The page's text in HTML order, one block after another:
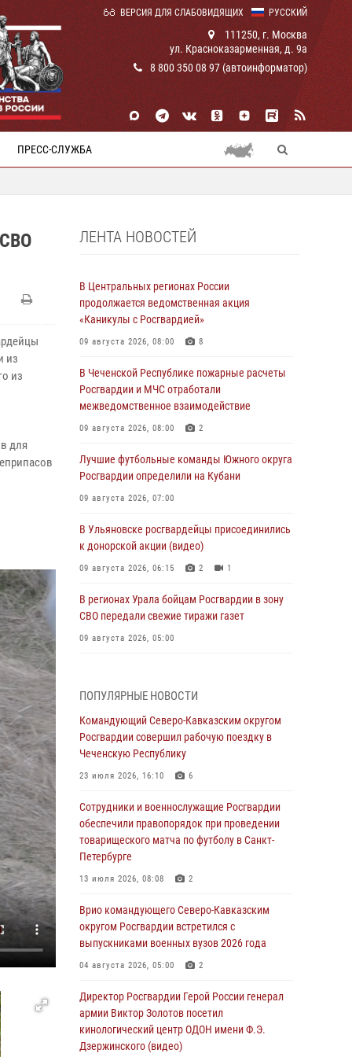
РУССКИЙ
ВЕРСИЯ ДЛЯ СЛАБОВИДЯЩИХ
111250, г. Москва
ул. Красноказарменная, д. 9а
8 800 350 08 97 (автоинформатор)
ПРЕСС-СЛУЖБА
из
из
для
ЛЕНТА НОВОСТЕЙ
В Центральных регионах России
продолжается ведомственная акция
«Каникулы с Росгвардией»
09 августа 2026, 08:00 8
В Чеченской Республике пожарные расчеты
Росгвардии и МЧС отработали
межведомственное взаимодействие
09 августа 2026, 08:00 2
Лучшие футбольные команды Южного округа
Росгвардии определили на Кубани
09 августа 2026, 07:00
В Ульяновске росгвардейцы присоединились
к донорской акции (видео)
09 августа 2026, 06:15 2 1
В регионах Урала бойцам Росгвардии в зону
СВО передали свежие тиражи газет
09 августа 2026, 05:00
Центра детского, юношеского туризма и
краеведения Луганской Народной
Республики
09 августа 2026, 05:00
«Каникулы с Росгвардией проходит в Сибири
09 августа 2026, 04:00 5
Росгвардейцы провели патриотическое
занятие для детей на Поклонной горе в
08 августа 2026, 14:10 3 1
В ЛНР росгвардейцы провели тренировку по
единоборствам для юных воспитанников
08 августа 2026, 13:00 1
Сотрудники Росгвардии присоединились к
утренней разминке у стен музея истории
ПОПУЛЯРНЫЕ НОВОСТИ
Командующий Северо-Кавказским округом
Росгвардии совершил рабочую поездку в
Чеченскую Республику
23 июля 2026, 16:10 6
Сотрудники и военнослужащие Росгвардии
обеспечили правопорядок при проведении
товарищеского матча по футболу в Санкт-
Петербурге
13 июля 2026, 08:08 2
Врио командующего Северо-Кавказским
округом Росгвардии встретился с
выпускниками военных вузов 2026 года
04 августа 2026, 05:00 2
Директор Росгвардии Герой России генерал
армии Виктор Золотов посетил
кинологический центр ОДОН имени Ф.Э.
Дзержинского (видео)